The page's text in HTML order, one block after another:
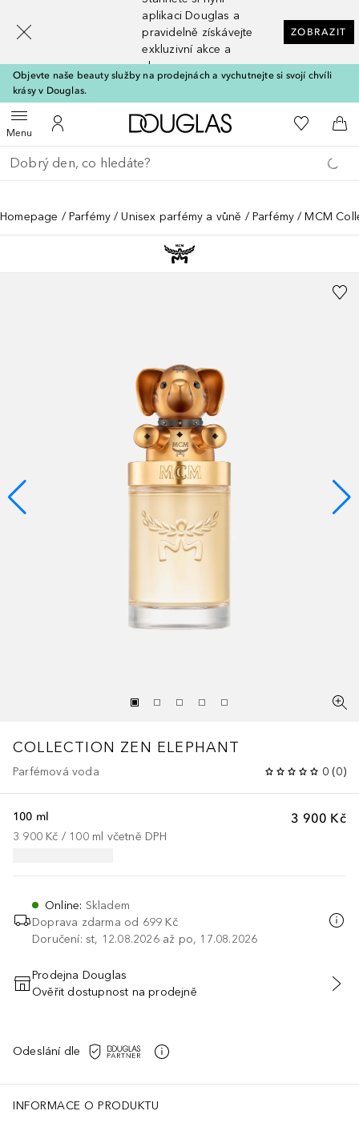
aplikaci Douglas a
pravidelně získávejte
exkluzivní akce a
slevy
ZOBRAZIT
Objevte naše beauty služby na prodejnách a vychutnejte si svojí chvíli
krásy v Douglas.
MenuOtevřít menuK mému účtu
Domů K mému
Do
Vraťte se
Proveďte vyhledávání
Homepage Parfémy Unisex parfémy a vůně Parfémy MCM
COLLECTION ZEN ELEPHANT
Parfémová voda 0 (0)
3 900 Kč
100 ml
3 900 Kč / 100 ml včetně DPH
Online: Skladem
Doprava zdarma od 699 Kč
Doručení: st, 12.08.2026 až po, 17.08.2026
PŘIDAT DO KOŠÍKU
Prodejna Douglas
Ověřit dostupnost na prodejně
Odeslání dle
INFORMACE O PRODUKTU
[navigation.slideout.screenreader]